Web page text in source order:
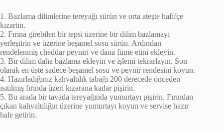
1. Bazlama dilimlerine tereyağı sürün ve orta ateşte hafifçe
kızartın.
2. Fırına girebilen bir tepsi üzerine bir dilim bazlamayı
yerleştirin ve üzerine beşamel sosu sürün. Ardından
rendelenmiş cheddar peyniri ve dana füme etini ekleyin.
3. Bir dilim daha bazlama ekleyin ve işlemi tekrarlayın. Son
olarak en üste sadece beşamel sosu ve peynir rendesini koyun.
4. Hazırladığınız kahvaltılık tabağı 200 derecede önceden
ısıtılmış fırında üzeri kızarana kadar pişirin.
5. Bu arada bir tavada tereyağında yumurtayı pişirin. Fırından
çıkan kahvaltılığın üzerine yumurtayı koyun ve servise hazır
hale getirin.